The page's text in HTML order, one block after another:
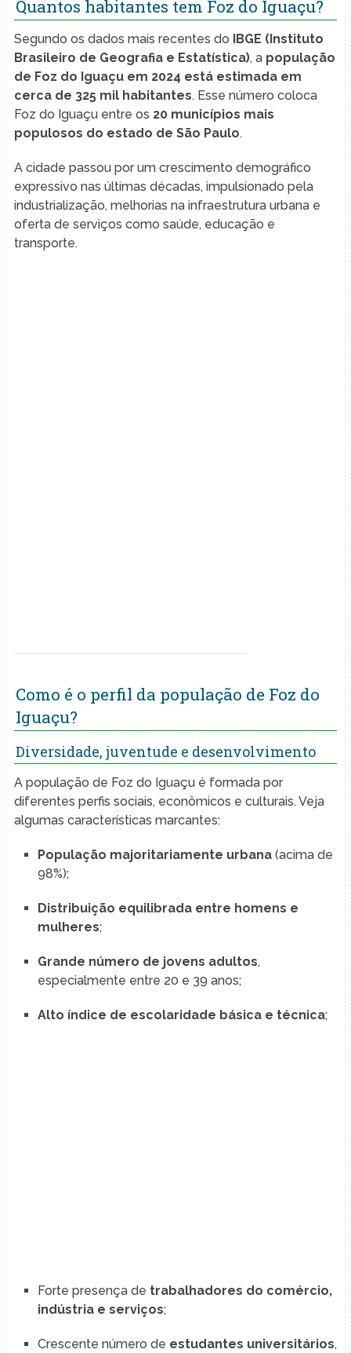
Quantos habitantes tem Foz do Iguaçu?
Segundo os dados mais recentes do
IBGE (Instituto
Brasileiro de Geografia e Estatística), a população
de Foz do Iguaçu em 2024 está estimada em
cerca de 325 mil habitantes. Esse número coloca
Foz do Iguaçu entre os 20 municípios mais
populosos do estado de São Paulo.
A cidade passou por um crescimento demográfico
expressivo nas últimas décadas, impulsionado pela
industrialização, melhorias na infraestrutura urbana e
oferta de serviços como saúde, educação e
transporte.
Como é o perfil da população de Foz do
Iguaçu?
Diversidade, juventude e desenvolvimento
A população de Foz do Iguaçu é formada por
diferentes perfis sociais, econômicos e culturais. Veja
algumas características marcantes:
População majoritariamente urbana(acima de
98%);
Distribuição equilibrada entre homens e
mulheres;
Grande número de jovens adultos,
especialmente entre 20 e 39 anos;
Alto índice de escolaridade básica e técnica;
Forte presença de trabalhadores do comércio,
indústria e serviços;
Crescente número de estudantes universitários,